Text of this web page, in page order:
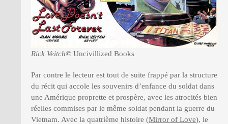
Rick Veitch© Uncivillized Books
Par contre le lecteur est tout de suite frappé par la structure
du récit qui accole les souvenirs d’enfance du soldat dans
une Amérique proprette et prospère, avec les atrocités bien
réelles commises par le même soldat pendant la guerre du
Vietnam. Avec la quatrième histoire (Mirror of Love), le